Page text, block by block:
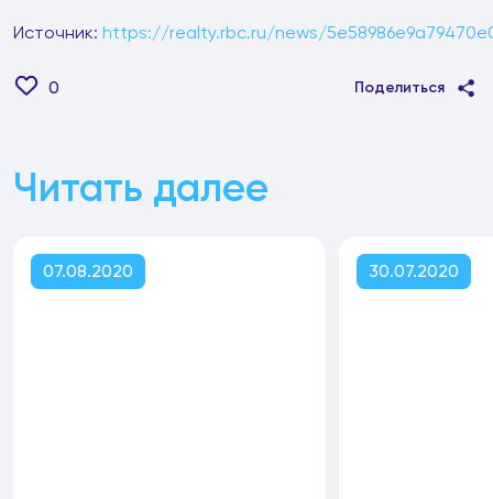
Источник: https://realty.rbc.ru/news/
0 Поделиться
Читать далее
07.08.2020 30.07.2020